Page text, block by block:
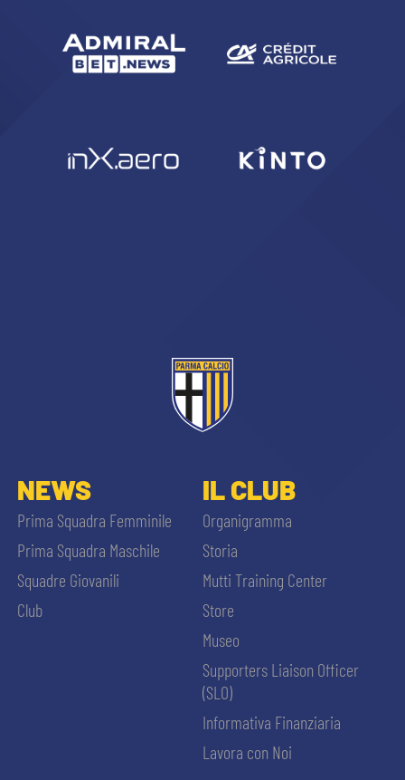
NEWS
Prima Squadra Femminile
Prima Squadra Maschile
Squadre Giovanili
Club
IL CLUB
Organigramma
Storia
Mutti Training Center
Store
Museo
Supporters Liaison Officer
(SLO)
Informativa Finanziaria
Lavora con Noi